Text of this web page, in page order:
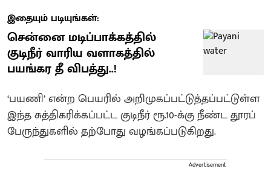
இதையும் படியுங்கள்:
சென்னை மடிப்பாக்கத்தில்
குடிநீர் வாரிய வளாகத்தில்
பயங்கர தீ விபத்து..!
‘பயணி’ என்ற பெயரில் அறிமுகப்பட்டுத்தப்பட்டுள்ள
இந்த சுத்திகரிக்கப்பட்ட குடிநீர் ரூ.10-க்கு நீண்ட தூரப்
பேருந்துகளில் தற்போது வழங்கப்படுகிறது.
Advertisement